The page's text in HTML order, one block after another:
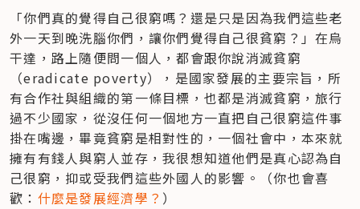
「你們真的覺得自己很窮嗎？還是只是因為我們這些老
外一天到晚洗腦你們，讓你們覺得自己很貧窮？」在烏
干達，路上隨便問一個人，都會跟你說消滅貧窮
（eradicate poverty），是國家發展的主要宗旨，所
有合作社與組織的第一條目標，也都是消滅貧窮，旅行
過不少國家，從沒任何一個地方一直把自己很窮這件事
掛在嘴邊，畢竟貧窮是相對性的，一個社會中，本來就
擁有有錢人與窮人並存，我很想知道他們是真心認為自
己很窮，抑或受我們這些外國人的影響。（你也會喜
歡： 什麼是發展經濟學？ ）